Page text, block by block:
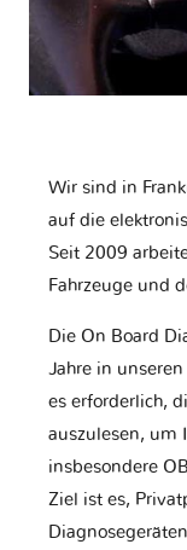
Wir sind in
auf die
Seit 2009
Fahrzeuge und
Die On Board
Jahre in
es erforderlich,
auszulesen, um
insbesondere
Ziel ist es,